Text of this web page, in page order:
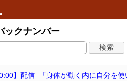
ックナンバー
】配信 「身体が動く内に自分を